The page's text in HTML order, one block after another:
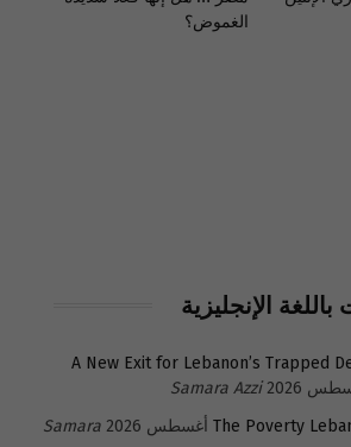
الغموض؟
الإنجليزية
A New Exit for Lebanon’s Trapped
Samara Azzi
The Poverty
Samara